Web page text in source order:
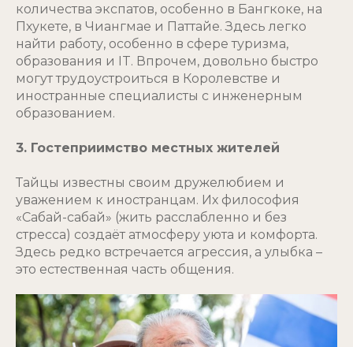
количества экспатов, особенно в Бангкоке, на
Пхукете, в Чиангмае и Паттайе. Здесь легко
найти работу, особенно в сфере туризма,
образования и IT. Впрочем, довольно быстро
могут трудоустроиться в Королевстве и
иностранные специалисты с инженерным
образованием.
3. Гостеприимство местных жителей
Тайцы известны своим дружелюбием и
уважением к иностранцам. Их философия
«Сабай-сабай» (жить расслабленно и без
стресса) создаёт атмосферу уюта и комфорта.
Здесь редко встречается агрессия, а улыбка –
это естественная часть общения.